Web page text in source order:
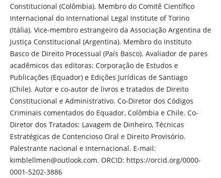
Constitucional (Colômbia). Membro do Comitê Científico
Internacional do International Legal Institute of Torino
(Itália). Vice-membro estrangeiro da Associação Argentina de
Justiça Constitucional (Argentina). Membro do Instituto
Basco de Direito Processual (País Basco). Avaliador de pares
acadêmicos das editoras: Corporação de Estudos e
Publicações (Equador) e Edições Jurídicas de Santiago
(Chile). Autor e co-autor de livros e tratados de Direito
Constitucional e Administrativo. Co-Diretor dos Códigos
Criminais comentados do Equador, Colômbia e Chile. Co-
Diretor dos Tratados: Lavagem de Dinheiro, Técnicas
Estratégicas de Contencioso Oral e Direito Provisório.
Palestrante nacional e internacional. E-mail:
kimblellmen@outlook.com. ORCID: https://orcid.org/0000-
0001-5202-3886